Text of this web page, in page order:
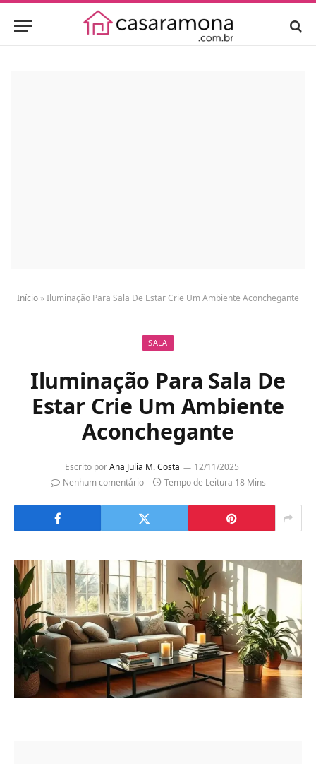
Início »Iluminação Para Sala De Estar Crie Um Ambiente Aconchegante
SALA
Iluminação Para Sala De
Estar Crie Um Ambiente
Aconchegante
Escrito por Ana Julia M. Costa
12/11/2025
Nenhum comentário
Tempo de Leitura 18 Mins